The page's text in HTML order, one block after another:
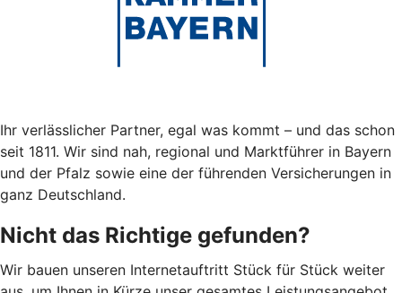
Ihr verlässlicher Partner, egal was kommt – und das schon
seit 1811. Wir sind nah, regional und Marktführer in Bayern
und der Pfalz sowie eine der führenden Versicherungen in
ganz Deutschland.
Nicht das Richtige gefunden?
Wir bauen unseren Internetauftritt Stück für Stück weiter